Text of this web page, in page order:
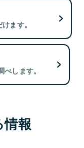
ます。
します。
情報